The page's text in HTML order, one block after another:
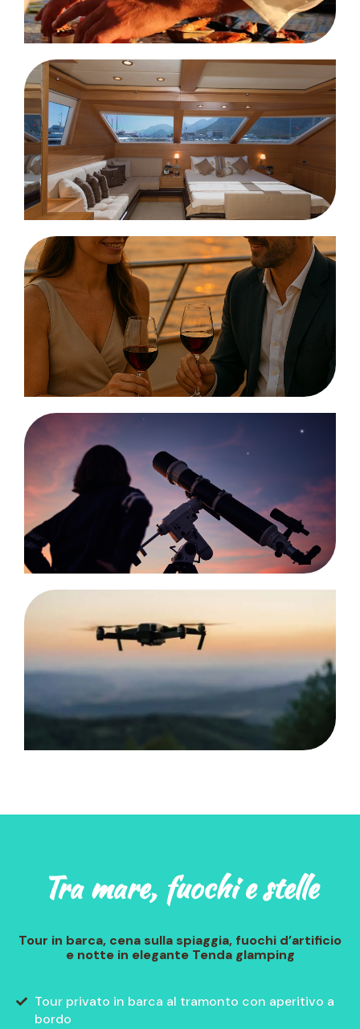
Tra mare, fuochi e stelle
Tour in barca, cena sulla spiaggia, fuochi d’artificio
e notte in elegante Tenda glamping
Tour privato in barca al tramonto con aperitivo a
bordo